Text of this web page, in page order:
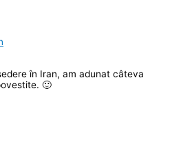
în Iran, am adunat câteva
🙂